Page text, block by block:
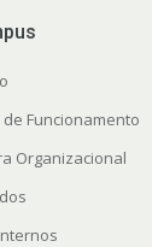
Funcionamento
Organizacional